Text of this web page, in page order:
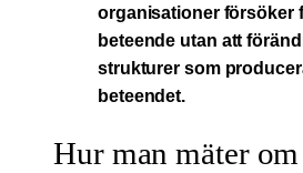
organisationer försöker
beteende utan att
strukturer som
beteendet.
Hur man mäter om